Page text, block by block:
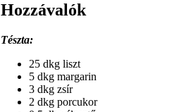
Hozzávalók
Tészta:
25 dkg liszt
5 dkg margarin
3 dkg zsír
2 dkg porcukor